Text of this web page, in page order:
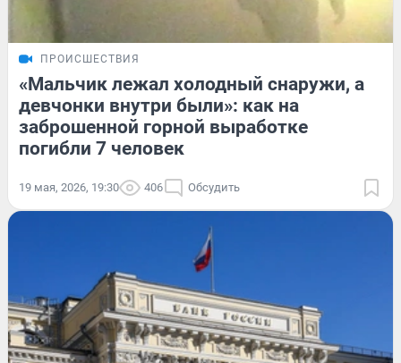
ПРОИСШЕСТВИЯ
«Мальчик лежал холодный снаружи, а
девчонки внутри были»: как на
заброшенной горной выработке
погибли 7 человек
19 мая, 2026, 19:30 406 Обсудить